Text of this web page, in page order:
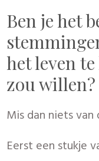
Ben je het
het leven
zou willen?
Mis dan niets
Eerst een stukje